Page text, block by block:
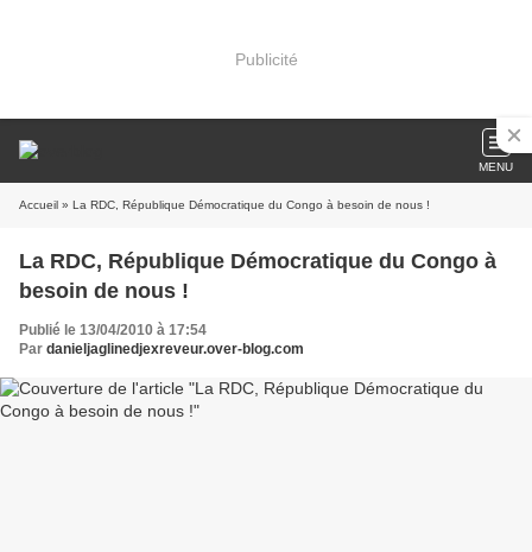
Publicité
MENU
Accueil » La RDC, République Démocratique du Congo à besoin de nous !
La RDC, République Démocratique du Congo à
besoin de nous !
Publié le 13/04/2010 à 17:54
Par danieljaglinedjexreveur.over-blog.com